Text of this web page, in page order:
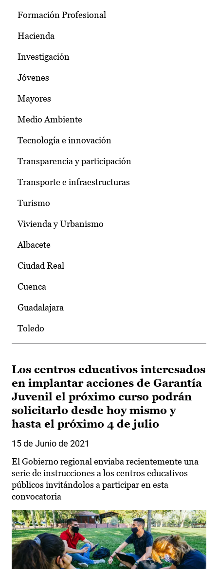
Formación Profesional
Hacienda
Investigación
Jóvenes
Mayores
Medio Ambiente
Tecnología e innovación
Transparencia y participación
Transporte e infraestructuras
Turismo
Vivienda y Urbanismo
Albacete
Ciudad Real
Cuenca
Guadalajara
Toledo
Los centros educativos interesados
en implantar acciones de Garantía
Juvenil el próximo curso podrán
solicitarlo desde hoy mismo y
hasta el próximo 4 de julio
15 de Junio de 2021
El Gobierno regional enviaba recientemente una
serie de instrucciones a los centros educativos
públicos invitándolos a participar en esta
convocatoria